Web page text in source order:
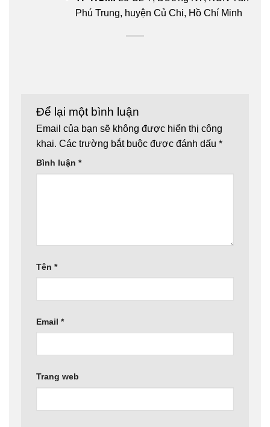
Phú Trung, huyện Củ Chi, Hồ Chí Minh
Để lại một bình luận
Email của bạn sẽ không được hiển thị công
khai. Các trường bắt buộc được đánh dấu *
Bình luận *
Tên *
Email *
Trang web